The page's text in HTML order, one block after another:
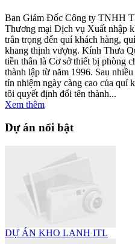
Ban Giám Đốc Công ty TNHH
Thương mại Dịch vụ Xuất nhập
trân trọng đến quí khách hàng,
khang thịnh vượng. Kính Thưa
tiền thân là Cơ sở thiết bị phòng
thành lập từ năm 1996. Sau
tín nhiệm ngày càng cao của quí
tôi quyết định đổi tên thành...
Xem thêm
Dự án nổi bật
DỰ ÁN KHO LẠNH ITL